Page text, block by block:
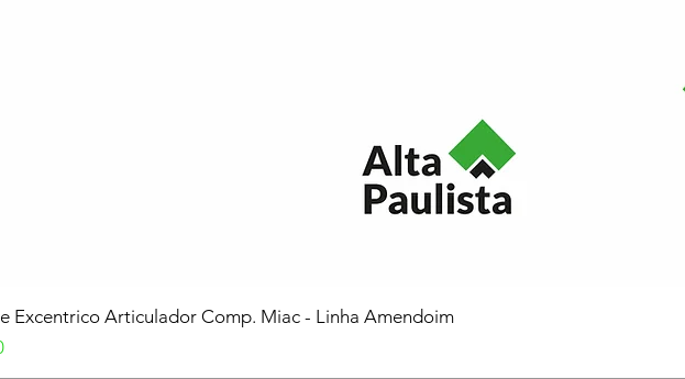
Excentrico Articulador Comp. Miac - Linha Amendoim